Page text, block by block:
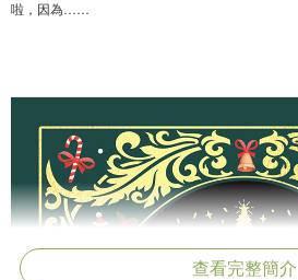
啦，因為……
查看完整簡介